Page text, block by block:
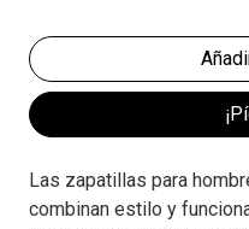
Las zapatillas para
combinan estilo y